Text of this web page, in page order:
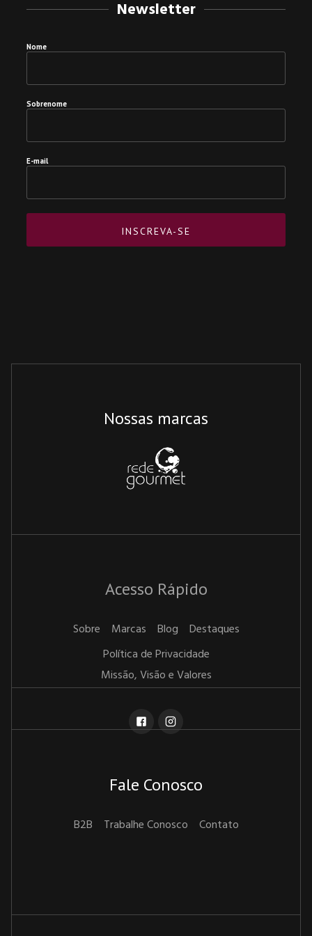
Newsletter
Nome
Sobrenome
E-mail
Nossas marcas
Acesso Rápido
Sobre Marcas Blog
Destaques
Política de Privacidade
Missão, Visão e Valores
Fale Conosco
B2B Trabalhe Conosco Contato